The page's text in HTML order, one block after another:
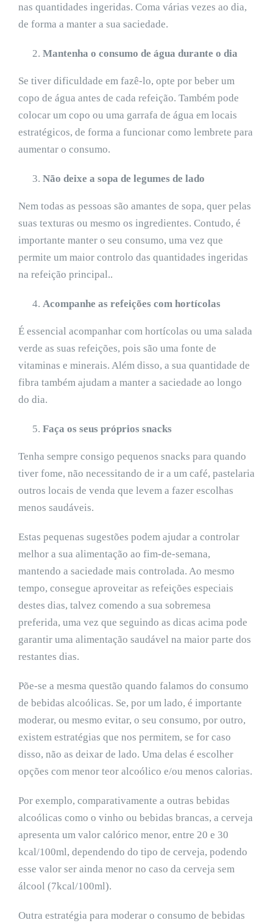
nas quantidades ingeridas. Coma várias vezes ao dia,
de forma a manter a sua saciedade.
Mantenha o consumo de água durante o dia
Se tiver dificuldade em fazê-lo, opte por beber um
copo de água antes de cada refeição. Também pode
colocar um copo ou uma garrafa de água em locais
estratégicos, de forma a funcionar como lembrete para
aumentar o consumo.
Não deixe a sopa de legumes de lado
Nem todas as pessoas são amantes de sopa, quer pelas
suas texturas ou mesmo os ingredientes. Contudo, é
importante manter o seu consumo, uma vez que
permite um maior controlo das quantidades ingeridas
na refeição principal..
Acompanhe as refeições com hortícolas
É essencial acompanhar com hortícolas ou uma salada
verde as suas refeições, pois são uma fonte de
vitaminas e minerais. Além disso, a sua quantidade de
fibra também ajudam a manter a saciedade ao longo
do dia.
Faça os seus próprios snacks
Tenha sempre consigo pequenos snacks para quando
tiver fome, não necessitando de ir a um café, pastelaria
outros locais de venda que levem a fazer escolhas
menos saudáveis.
Estas pequenas sugestões podem ajudar a controlar
melhor a sua alimentação ao fim-de-semana,
mantendo a saciedade mais controlada. Ao mesmo
tempo, consegue aproveitar as refeições especiais
destes dias, talvez comendo a sua sobremesa
preferida, uma vez que seguindo as dicas acima pode
garantir uma alimentação saudável na maior parte dos
restantes dias.
Põe-se a mesma questão quando falamos do consumo
de bebidas alcoólicas. Se, por um lado, é importante
moderar, ou mesmo evitar, o seu consumo, por outro,
existem estratégias que nos permitem, se for caso
disso, não as deixar de lado. Uma delas é escolher
opções com menor teor alcoólico e/ou menos calorias.
Por exemplo, comparativamente a outras bebidas
alcoólicas como o vinho ou bebidas brancas, a cerveja
apresenta um valor calórico menor, entre 20 e 30
kcal/100ml, dependendo do tipo de cerveja, podendo
esse valor ser ainda menor no caso da cerveja sem
álcool (7kcal/100ml).
Outra estratégia para moderar o consumo de bebidas